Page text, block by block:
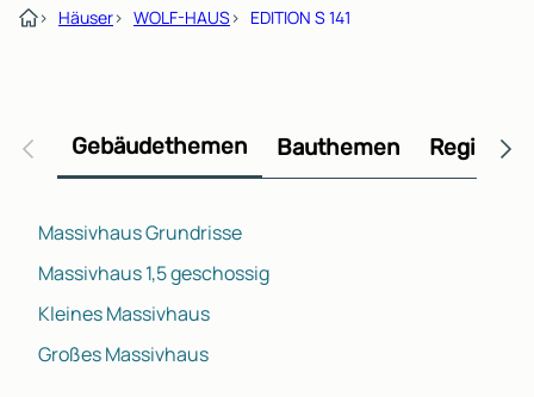
› Häuser› WOLF-HAUS› EDITION S 141
Gebäudethemen Bauthemen
Massivhaus Grundrisse
Massivhaus 1,5 geschossig
Kleines Massivhaus
Großes Massivhaus